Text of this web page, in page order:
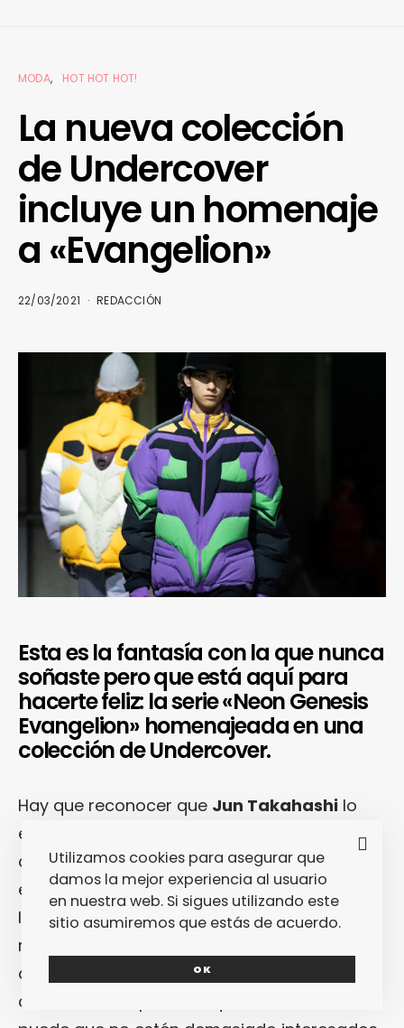
MODA HOT HOT HOT!
La nueva colección
de Undercover
incluye un homenaje
a «Evangelion»
22/03/2021 REDACCIÓN
Esta es la fantasía con la que nunca
soñaste pero que está aquí para
hacerte feliz: la serie «Neon Genesis
Evangelion» homenajeada en una
colección de Undercover.
Hay que reconocer que Jun Takahashi lo
está haciendo realmente bien… Al fin y al
cabo, es uno de esos diseñadores que ha
entendido perfectamente que, a día de hoy,
la moda es y tiene que ser mucho más que
moda. O, dicho de otra forma, tiene que ser
algo transversal que toque palos diversos y
así interesar a públicos que, de entrada,
Utilizamos cookies para asegurar que
damos la mejor experiencia al usuario
en nuestra web. Si sigues utilizando este
sitio asumiremos que estás de acuerdo.
OK